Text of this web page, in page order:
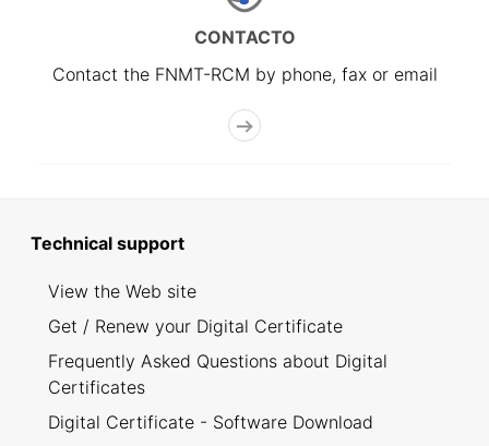
CONTACTO
Contact the FNMT-RCM by phone, fax or email
Technical support
View the Web site
Get / Renew your Digital Certificate
Frequently Asked Questions about Digital
Certificates
Digital Certificate - Software Download